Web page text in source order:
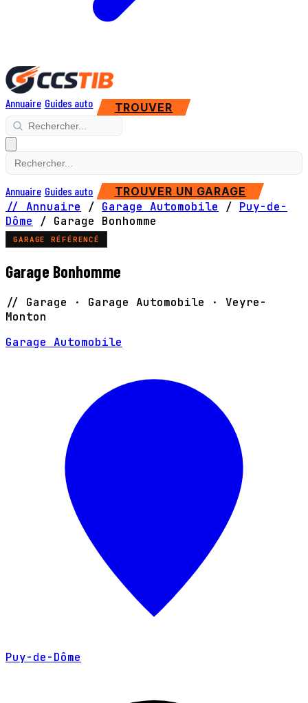
Annuaire Guides auto TROUVER
Annuaire Guides auto TROUVER UN GARAGE
// Annuaire / Garage Automobile / Puy-de-
Dôme
/ Garage Bonhomme
GARAGE RÉFÉRENCÉ
Garage Bonhomme
// Garage · Garage Automobile · Veyre-
Monton
Garage Automobile
Puy-de-Dôme